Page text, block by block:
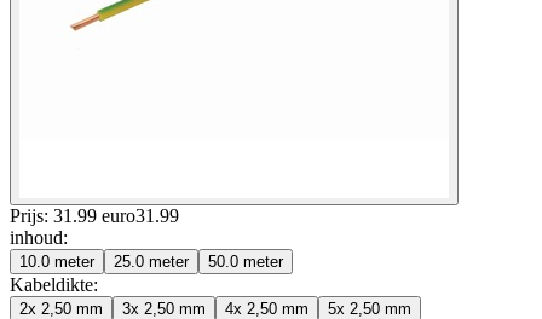
Prijs: 31.99 euro31 .99
inhoud:
10.0 meter 25.0 meter 50.0 meter
Kabeldikte:
2x 2,50 mm 3x 2,50 mm 4x 2,50 mm 5x 2,50 mm